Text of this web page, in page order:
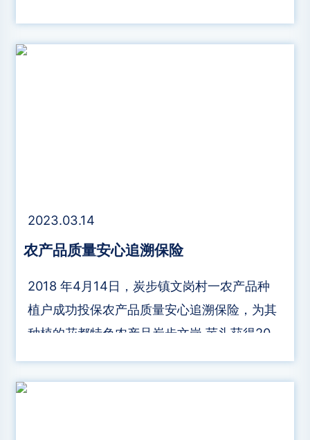
Stonewater提供7500万英镑可持续挂钩贷款
2023.03.14
农产品质量安心追溯保险
2018 年4月14日，炭步镇文岗村一农产品种
植户成功投保农产品质量安心追溯保险，为其
种植的花都特色农产品炭步文岗 芋头获得20
险开发落地以来在试验区的首单业务。